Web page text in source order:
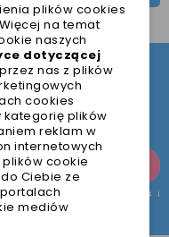
zrezygnować z
prywatności & Cookies i
plików cookies
na temat
naszych
dotyczącej
nas z plików
cookies
plików
reklam w
internetowych
cookie
Ciebie ze
mediów